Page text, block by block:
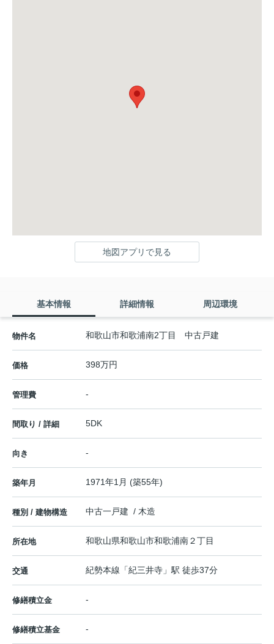
地図アプリで見る
基本情報 詳細情報 周辺環境
物件名 和歌山市和歌浦南2丁目 中古戸建
価格 398万円
管理費 -
間取り / 詳細 5DK
向き -
築年月 1971年1月 (築55年)
種別 / 建物構造 中古一戸建 / 木造
所在地 和歌山県和歌山市和歌浦南２丁目
交通 紀勢本線 「紀三井寺 」駅 徒歩37分
修繕積立金 -
修繕積立基金 -